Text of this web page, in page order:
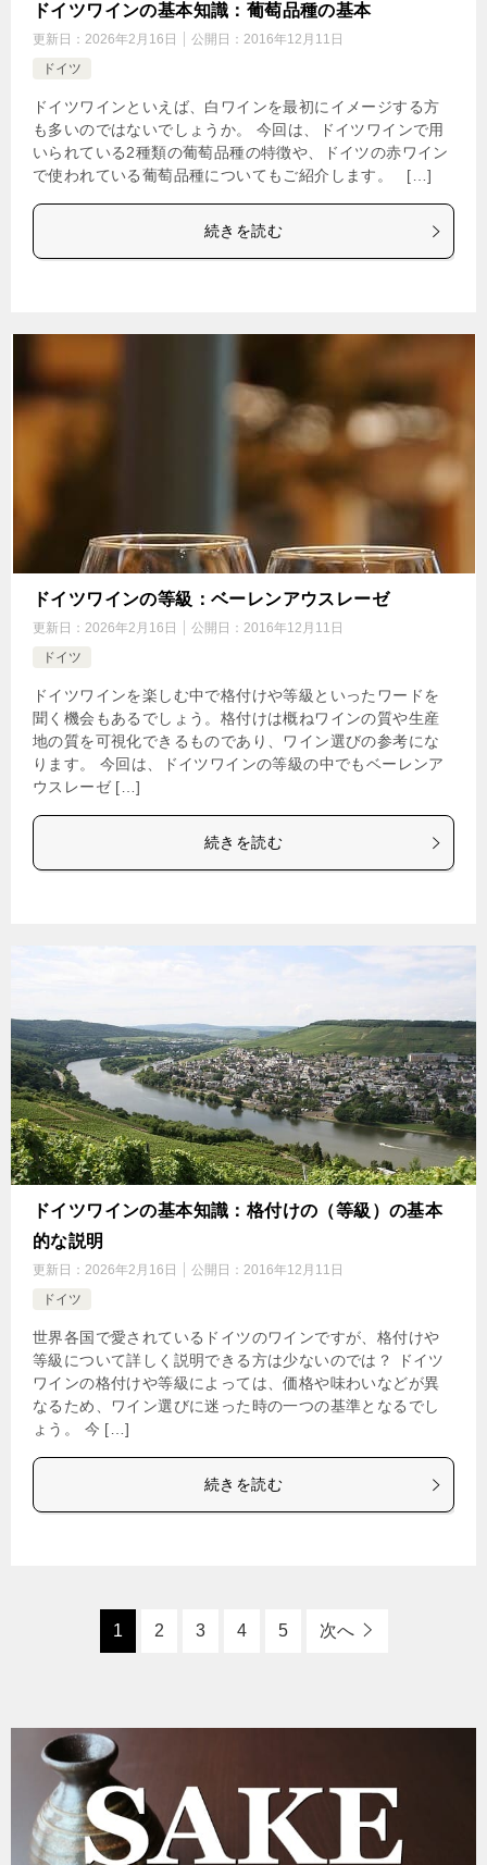
ドイツワインの基本知識：葡萄品種の基本
更新日： 2026年2月16日 公開日： 2016年12月11日
ドイツ
ドイツワインといえば、白ワインを最初にイメージする方
も多いのではないでしょうか。 今回は、ドイツワインで用
いられている2種類の葡萄品種の特徴や、ドイツの赤ワイン
で使われている葡萄品種についてもご紹介します。 […]
続きを読む
ドイツワインの等級：ベーレンアウスレーゼ
更新日： 2026年2月16日 公開日： 2016年12月11日
ドイツ
ドイツワインを楽しむ中で格付けや等級といったワードを
聞く機会もあるでしょう。格付けは概ねワインの質や生産
地の質を可視化できるものであり、ワイン選びの参考にな
ります。 今回は、ドイツワインの等級の中でもベーレンア
ウスレーゼ […]
続きを読む
ドイツワインの基本知識：格付けの（等級）の基本
的な説明
更新日： 2026年2月16日 公開日： 2016年12月11日
ドイツ
世界各国で愛されているドイツのワインですが、格付けや
等級について詳しく説明できる方は少ないのでは？ ドイツ
ワインの格付けや等級によっては、価格や味わいなどが異
なるため、ワイン選びに迷った時の一つの基準となるでし
ょう。 今 […]
続きを読む
1 2 3 4 5 次へ